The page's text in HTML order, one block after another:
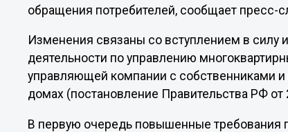
обращения потребителей, сообщает пресс-
Изменения связаны со вступлением в силу
деятельности по управлению
управляющей компании с собственниками
домах (постановление Правительства РФ от
В первую очередь повышенные требования